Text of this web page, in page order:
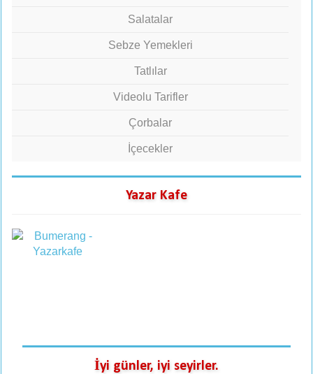
Salatalar
Sebze Yemekleri
Tatlılar
Videolu Tarifler
Çorbalar
İçecekler
Yazar Kafe
İyi günler, iyi seyirler.